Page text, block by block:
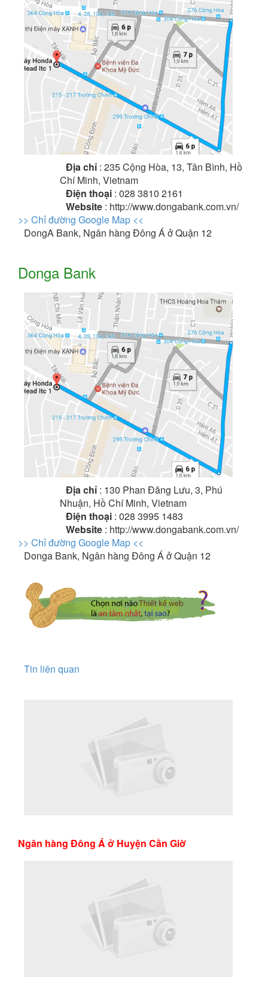
Địa chỉ : 235 Cộng Hòa, 13, Tân Bình, Hồ
Chí Minh, Vietnam
Điện thoại : 028 3810 2161
Website : http://www.dongabank.com.vn/
>> Chỉ đường Google Map <<
DongA Bank, Ngân hàng Đông Á ở Quận 12
Donga Bank
Địa chỉ : 130 Phan Đăng Lưu, 3, Phú
Nhuận, Hồ Chí Minh, Vietnam
Điện thoại : 028 3995 1483
Website : http://www.dongabank.com.vn/
>> Chỉ đường Google Map <<
Donga Bank, Ngân hàng Đông Á ở Quận 12
Tin liên quan
Ngân hàng Đông Á ở Huyện Cần Giờ